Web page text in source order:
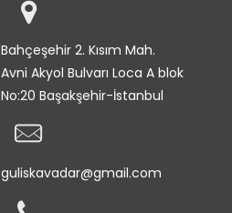
Bahçeşehir 2. Kısım Mah.
Avni Akyol Bulvarı Loca A blok
No:20 Başakşehir-İstanbul
guliskavadar@gmail.com